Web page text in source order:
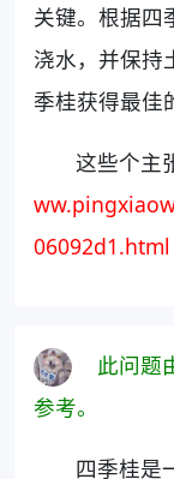
关键。根据四
浇水，并保持
季桂获得最佳
这些个主
06092d1.html
此问题
参考。
四季桂是